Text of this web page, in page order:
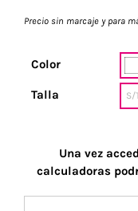
Precio sin marcaje y para
Color
Talla S/
Una vez
calculadoras